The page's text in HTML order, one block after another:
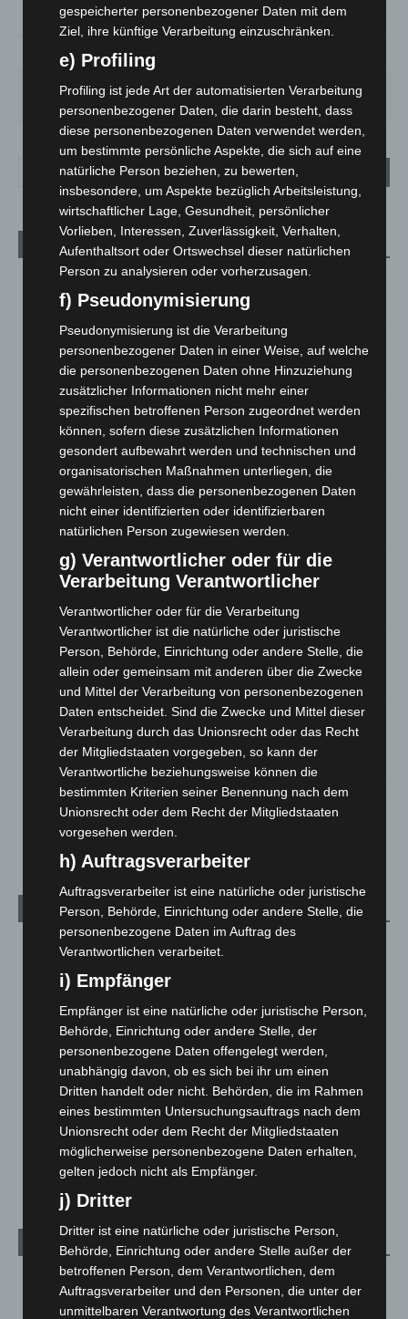
41%
MO.
27°
DI.
25° 26°
DO.
30°
FR.
34°
Aktuelle Beiträge
10. August 2026
Kunst trifft Weingenuss: Barbara-Susann Mehring zeigt ihre
Werke im Jacques’ Wein-Depot Isernhagen
8. August 2026
A2: Zweite Turbobaustelle startet zwischen Hannover-West
und Bothfeld
8. August 2026
Niedersachsen: Feuerwehrkräfte kehren nach
Waldbrandeinsatz aus Spanien zurück
7. August 2026
Hannover: Erste Tigermücken-Population in Niedersachsen
entdeckt
7. August 2026
Brand im „Haus der Begegnung“ in Neuwarmbüchen schnell
eingedämmt
Region Hannover: 21 neue Notfallsanitäter starten beim
Roten Kreuz
5. August 2026
Mann läuft mit Hockeyschläger über A7 – Polizei sucht
Zeugen
5. August 2026
Kategorien
Blaulicht
Corona-News
Hannover und Region
Langenhagen und Ortsteile
Leserbriefe
Menschen
Über uns
Veranstaltungen
Archiv
August 2026
Juli 2026(73)
gespeicherter personenbezogener Daten mit dem
Ziel, ihre künftige Verarbeitung einzuschränken.
e) Profiling
Profiling ist jede Art der automatisierten Verarbeitung
personenbezogener Daten, die darin besteht, dass
diese personenbezogenen Daten verwendet werden,
um bestimmte persönliche Aspekte, die sich auf eine
natürliche Person beziehen, zu bewerten,
insbesondere, um Aspekte bezüglich Arbeitsleistung,
wirtschaftlicher Lage, Gesundheit, persönlicher
Vorlieben, Interessen, Zuverlässigkeit, Verhalten,
Aufenthaltsort oder Ortswechsel dieser natürlichen
Person zu analysieren oder vorherzusagen.
f) Pseudonymisierung
Pseudonymisierung ist die Verarbeitung
personenbezogener Daten in einer Weise, auf welche
die personenbezogenen Daten ohne Hinzuziehung
zusätzlicher Informationen nicht mehr einer
spezifischen betroffenen Person zugeordnet werden
können, sofern diese zusätzlichen Informationen
gesondert aufbewahrt werden und technischen und
organisatorischen Maßnahmen unterliegen, die
gewährleisten, dass die personenbezogenen Daten
nicht einer identifizierten oder identifizierbaren
natürlichen Person zugewiesen werden.
g) Verantwortlicher oder für die
Verarbeitung Verantwortlicher
Verantwortlicher oder für die Verarbeitung
Verantwortlicher ist die natürliche oder juristische
Person, Behörde, Einrichtung oder andere Stelle, die
allein oder gemeinsam mit anderen über die Zwecke
und Mittel der Verarbeitung von personenbezogenen
Daten entscheidet. Sind die Zwecke und Mittel dieser
Verarbeitung durch das Unionsrecht oder das Recht
der Mitgliedstaaten vorgegeben, so kann der
Verantwortliche beziehungsweise können die
bestimmten Kriterien seiner Benennung nach dem
Unionsrecht oder dem Recht der Mitgliedstaaten
vorgesehen werden.
h) Auftragsverarbeiter
Auftragsverarbeiter ist eine natürliche oder juristische
Person, Behörde, Einrichtung oder andere Stelle, die
personenbezogene Daten im Auftrag des
Verantwortlichen verarbeitet.
i) Empfänger
Empfänger ist eine natürliche oder juristische Person,
Behörde, Einrichtung oder andere Stelle, der
personenbezogene Daten offengelegt werden,
unabhängig davon, ob es sich bei ihr um einen
Dritten handelt oder nicht. Behörden, die im Rahmen
eines bestimmten Untersuchungsauftrags nach dem
Unionsrecht oder dem Recht der Mitgliedstaaten
möglicherweise personenbezogene Daten erhalten,
gelten jedoch nicht als Empfänger.
j) Dritter
Dritter ist eine natürliche oder juristische Person,
Behörde, Einrichtung oder andere Stelle außer der
betroffenen Person, dem Verantwortlichen, dem
Auftragsverarbeiter und den Personen, die unter der
unmittelbaren Verantwortung des Verantwortlichen